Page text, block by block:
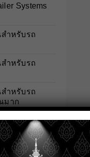
Systems
สำหรับรถ
สำหรับรถ
สำหรับรถ
มาก
หรับรถ